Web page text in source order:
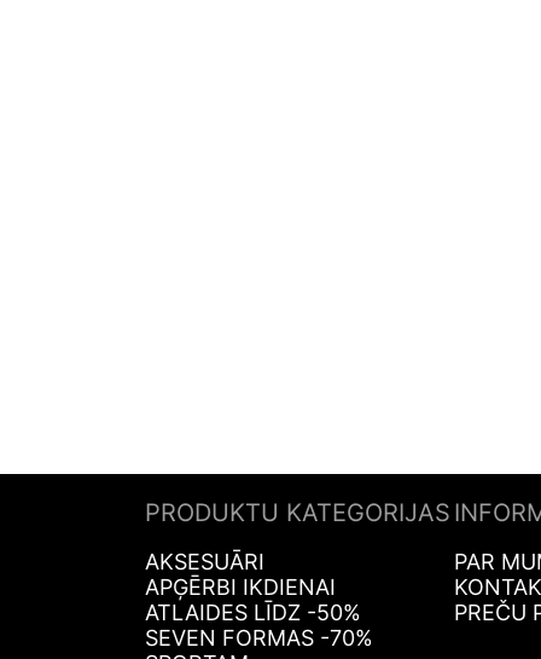
PRODUKTU KATEGORIJAS
AKSESUĀRI
APĢĒRBI IKDIENAI
ATLAIDES LĪDZ -50%
SEVEN FORMAS -70%
PAR
PREČU